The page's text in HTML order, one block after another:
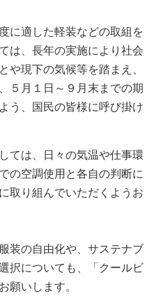
に適した軽装などの取組を
は、長年の実施により社会
や現下の気候等を踏まえ、
５月１日～９月末までの期
う、国民の皆様に呼び掛け
ては、日々の気温や仕事環
の空調使用と各自の判断に
取り組んでいただくようお
装の自由化や、サステナブ
択についても、「クールビ
願いします。